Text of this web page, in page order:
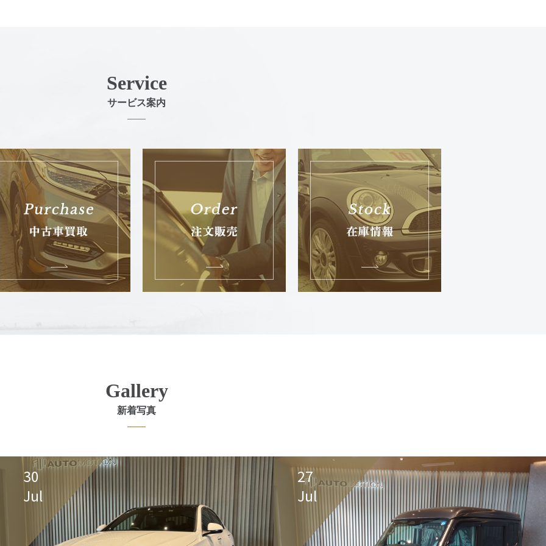
Service
サービス案内
Gallery
新着写真
30
Jul
27
Jul